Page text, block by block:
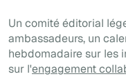
Un comité éditorial
ambassadeurs, un
hebdomadaire sur les
sur l'engagement